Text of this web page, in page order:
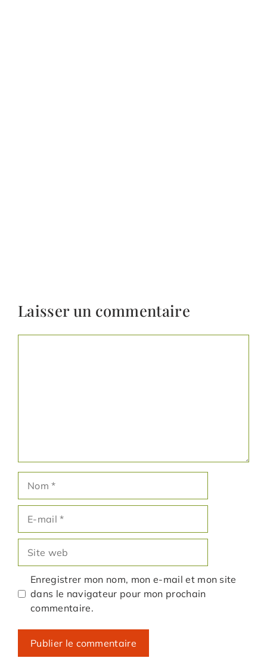
Laisser un commentaire
mail
web
Enregistrer mon nom, mon e-mail et mon site
dans le navigateur pour mon prochain
commentaire.